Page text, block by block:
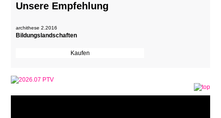
Unsere Empfehlung
archithese 2.2016
Bildungslandschaften